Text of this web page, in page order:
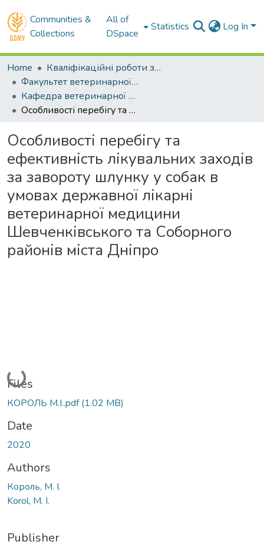
Communities &
Collections
All of
DSpace
Statistics Log In
Home
Кваліфікаційні роботи здобувачів вищої освіти
Факультет ветеринарної медицини
Кафедра ветеринарної хірургії і репрудоктології. Магістри
Особливості перебігу та ефективність лікувальних заходів за завороту шлунку у собак в умовах державної лікарні ветеринарної медицини Шевченківського та Соборного районів міста Дніпро
Особливості перебігу та
ефективність лікувальних заходів
за завороту шлунку у собак в
умовах державної лікарні
ветеринарної медицини
Шевченківського та Соборного
районів міста Дніпро
Loading...
Files
КОРОЛЬ М.І..pdf(1.02 MB)
Date
2020
Authors
Король, М. І.
Korol, M. I.
Publisher